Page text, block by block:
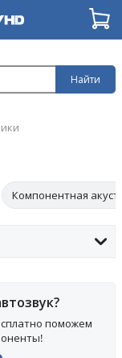
Найти
Компонентная
поможем